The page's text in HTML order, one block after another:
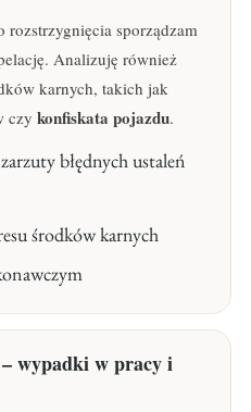
sporządzam
Analizuję również
karnych, takich jak
czy konfiskata pojazdu.
błędnych ustaleń
środków karnych
– wypadki w pracy i